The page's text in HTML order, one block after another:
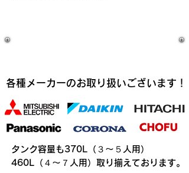
​各種メーカーのお取り扱いございます！
​タンク容量も370L（３～５人用）
460L（４～７人用）取り揃えております。